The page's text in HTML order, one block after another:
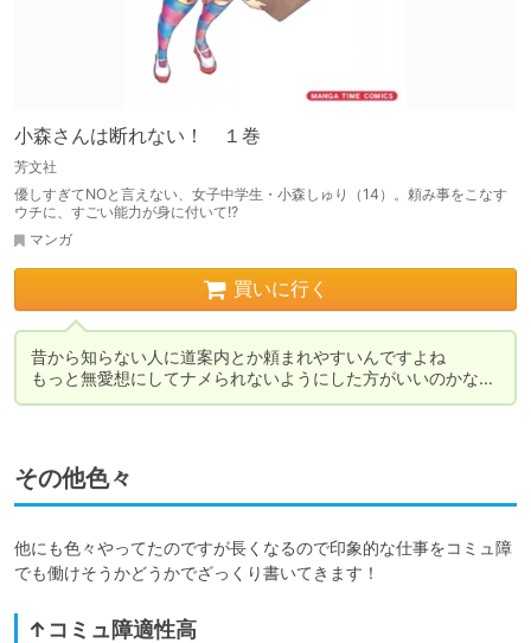
小森さんは断れない！ １巻
芳文社
優しすぎてNOと言えない、女子中学生・小森しゅり（14）。頼み事をこなす
ウチに、すごい能力が身に付いて!?
マンガ
買いに行く
昔から知らない人に道案内とか頼まれやすいんですよね
もっと無愛想にしてナメられないようにした方がいいのかな…
その他色々
他にも色々やってたのですが長くなるので印象的な仕事をコミュ障
でも働けそうかどうかでざっくり書いてきます！
↑コミュ障適性高